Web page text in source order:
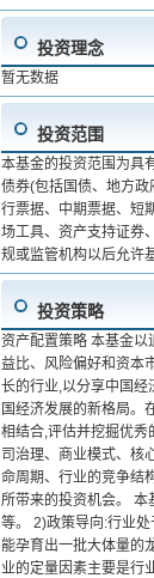
投资理念
暂无数据
投资范围
本基金的投资范围为具
债券(包括国债、地方
行票据、中期票据、短
场工具、资产支持证券
规或监管机构以后允许
投资策略
资产配置策略 本基金
益比、风险偏好和资本
长的行业,以分享中国
国经济发展的新格局。
相结合,评估并挖掘优
司治理、商业模式、核
命周期、行业的竞争结
所带来的投资机会。 本
等。 2)政策导向:行业
能孕育出一批大体量的
业的定量因素主要是行